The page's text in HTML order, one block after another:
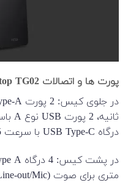
پورت ها و اتصالات Victus by HP 15L Gaming Desktop TG02
درگاه USB Type-C با سرعت 5 گیگابیت بر ثانیه وجود دارد.
متری برای صوت (Line-in/Line-out/Mic)